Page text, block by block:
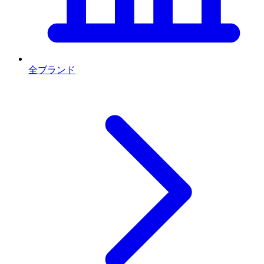
全ブランド